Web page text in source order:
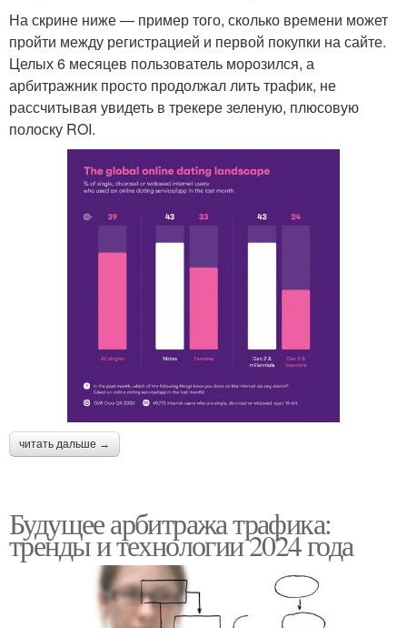
На скрине ниже — пример того, сколько времени может
пройти между регистрацией и первой покупки на сайте.
Целых 6 месяцев пользователь морозился, а
арбитражник просто продолжал лить трафик, не
рассчитывая увидеть в трекере зеленую, плюсовую
полоску ROI.
читать дальше →
Будущее арбитража трафика:
тренды и технологии 2024 года